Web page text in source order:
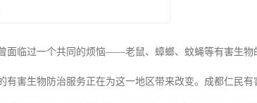
面临过一个共同的烦恼——老鼠、蟑螂、蚊蝇等有害生物
有害生物防治服务正在为这一地区带来改变。成都仁民